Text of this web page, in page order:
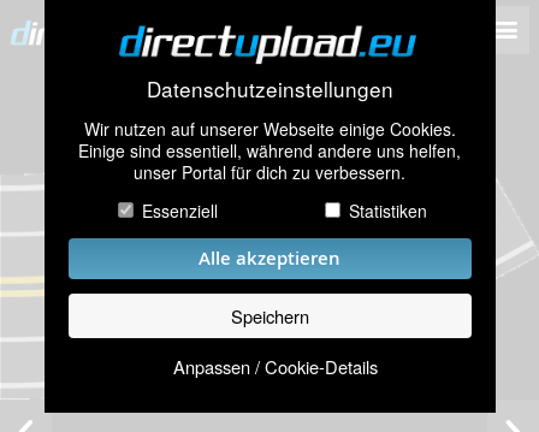
Datenschutzeinstellungen
Wir nutzen auf unserer Webseite einige Cookies.
Einige sind essentiell, während andere uns helfen,
unser Portal für dich zu verbessern.
Essenziell
Statistiken
Alle akzeptieren
Speichern
Anpassen / Cookie-Details